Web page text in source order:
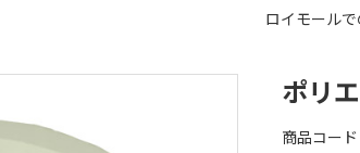
ロイモール
ポリ
商品コード